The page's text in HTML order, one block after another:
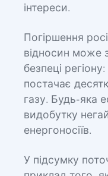
інтереси.
Погіршення
відносин може
безпеці
постачає
газу. Будь-яка
видобутку
енергоносіїв.
У підсумку